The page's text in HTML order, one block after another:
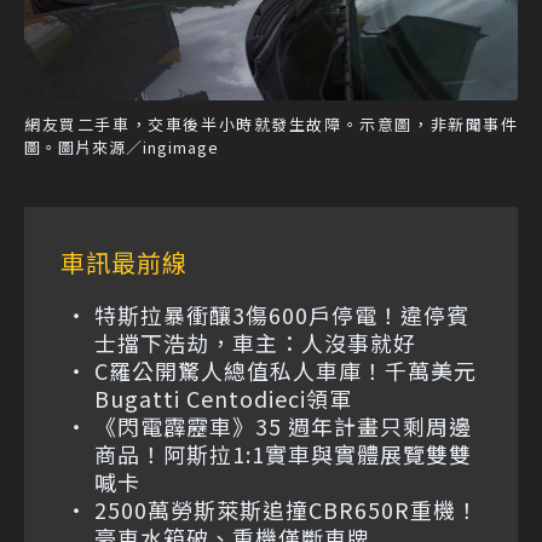
網友買二手車，交車後半小時就發生故障。示意圖，非新聞事件
圖。圖片來源／ingimage
車訊最前線
特斯拉暴衝釀3傷600戶停電！違停賓
士擋下浩劫，車主：人沒事就好
C羅公開驚人總值私人車庫！千萬美元
Bugatti Centodieci領軍
《閃電霹靂車》35 週年計畫只剩周邊
商品！阿斯拉1:1實車與實體展覽雙雙
喊卡
2500萬勞斯萊斯追撞CBR650R重機！